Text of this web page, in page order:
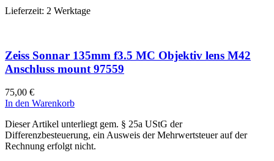
Lieferzeit: 2 Werktage
Zeiss Sonnar 135mm f3.5 MC Objektiv lens M42
Anschluss mount 97559
75,00 €
In den Warenkorb
Dieser Artikel unterliegt gem. § 25a UStG der
Differenzbesteuerung, ein Ausweis der Mehrwertsteuer auf der
Rechnung erfolgt nicht.